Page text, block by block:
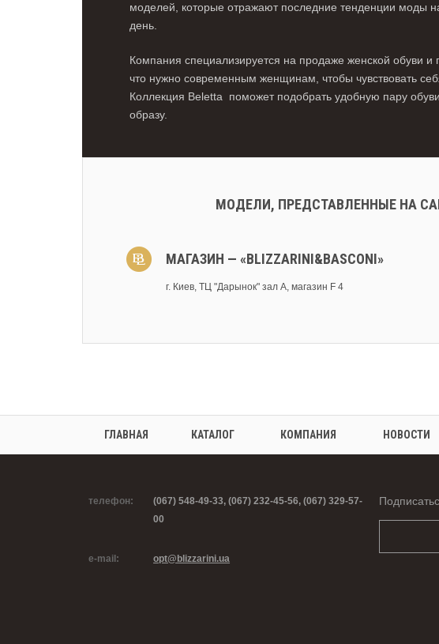
моделей, которые отражают последние тенденции моды
день.
Компания специализируется на продаже женской обуви и
что нужно современным женщинам, чтобы чувствовать
Коллекция Beletta поможет подобрать удобную пару
образу.
МОДЕЛИ, ПРЕДСТАВЛЕННЫЕ НА
МАГАЗИН — «BLIZZARINI&BASCONI»
г. Киев, ТЦ "Дарынок" зал А, магазин F 4
ГЛАВНАЯ КАТАЛОГ КОМПАНИЯ НОВОСТИ
телефон:
(067) 548-49-33, (067) 232-45-56, (067) 329-57-
00
e-mail: opt@blizzarini.ua